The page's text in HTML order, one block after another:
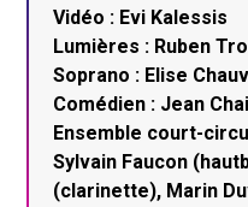
Vidéo : Evi Kalessis
Lumières : Ruben
Soprano : Elise
Comédien : Jean
Ensemble court-
Sylvain Faucon
(clarinette), Marin